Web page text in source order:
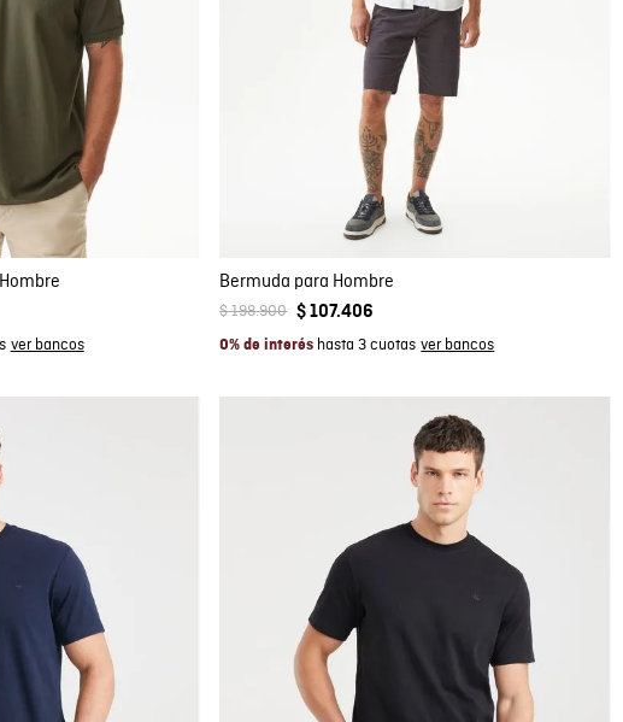
L
Compra rápida
AGREGAR AL CARRITO
283032 343638
Bermuda para Hombre
$198.900 $ 107.406
0% de interés hasta 3 cuotas